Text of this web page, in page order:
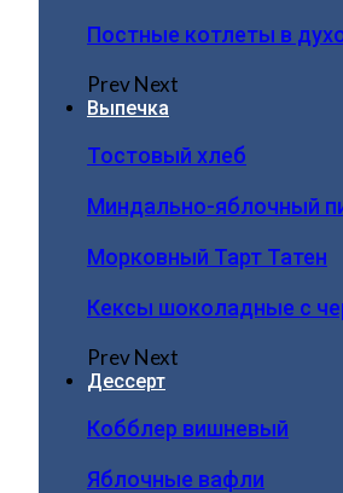
Постные котлеты в
PrevNext
Выпечка
Тостовый хлеб
Миндально-яблочный
Морковный Тарт Татен
Кексы шоколадные с
PrevNext
Дессерт
Кобблер вишневый
Яблочные вафли